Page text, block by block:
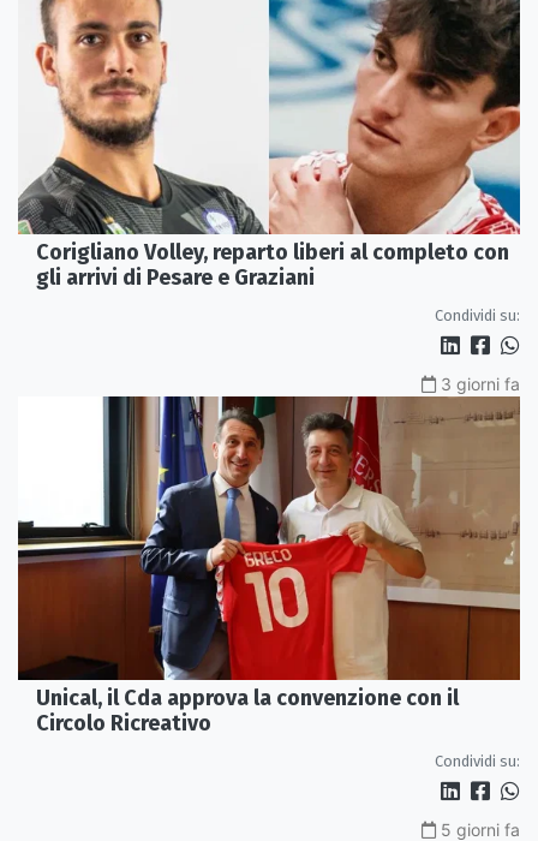
Corigliano Volley, reparto liberi al completo con
gli arrivi di Pesare e Graziani
Condividi su:
3 giorni fa
Unical, il Cda approva la convenzione con il
Circolo Ricreativo
Condividi su:
5 giorni fa